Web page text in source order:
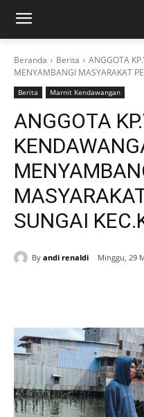
Beranda Berita
ANGGOTA
MENYAMBANGI MASYARAKAT
Berita Marnit Kendawangan
ANGGOTA
SUNGAI
By andi renaldi Minggu, 29